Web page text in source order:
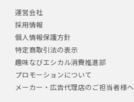
運営会社
採用情報
個人情報保護方針
特定商取引法の表示
趣味なびエシカル消費推進部
プロモーションについて
メーカー・広告代理店のご担当者様へ